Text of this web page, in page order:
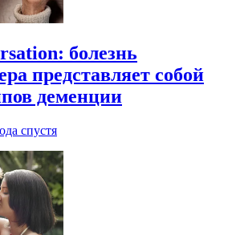
болезнь
представляет собой
деменции
спустя